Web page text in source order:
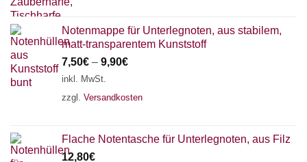
Notenmappe für Unterlegnoten, aus stabilem,
matt-transparentem Kunststoff
7,50€ – 9,90€
inkl. MwSt.
zzgl. Versandkosten
Flache Notentasche für Unterlegnoten, aus Filz
12,80€